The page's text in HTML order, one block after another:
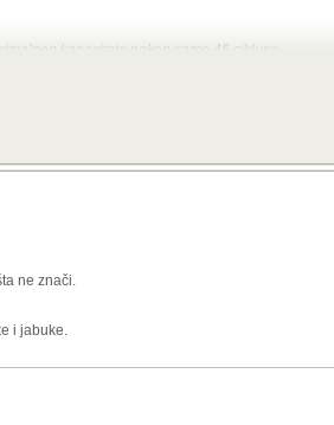
kapaciteta nakon samo 46 ciklusa
i Spotify. Uz to, ograničio sam punjenje
baterija pri punjenju minimalno zagrijava.
te da je baterija potrošna roba, pa da se ne
zbog kojeg sam izgubio 2 % kapaciteta unatoč
ne znači.
i jabuke.